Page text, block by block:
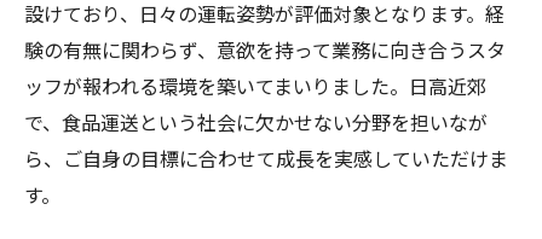
設けており、日々の運転姿勢が評価対象となります。経
験の有無に関わらず、意欲を持って業務に向き合うスタ
ッフが報われる環境を築いてまいりました。日高近郊
で、食品運送という社会に欠かせない分野を担いなが
ら、ご自身の目標に合わせて成長を実感していただけま
す。